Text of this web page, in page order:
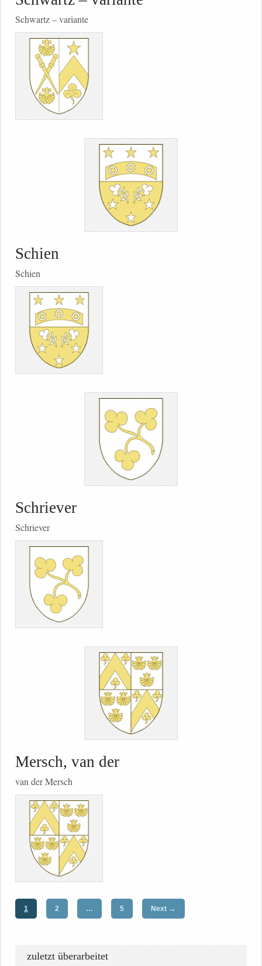
Schwartz – variante
Schien
Schien
Schriever
Schriever
Mersch, van der
van der Mersch
1 2 … 5 Next →
zuletzt überarbeitet